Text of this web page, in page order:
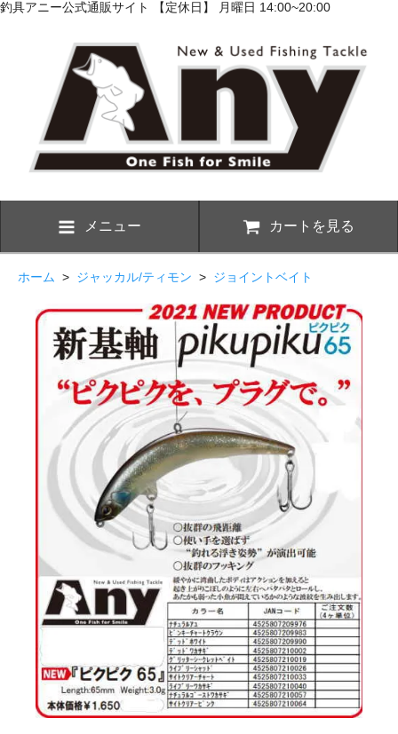
釣具アニー公式通販サイト 【定休日】 月曜日 14:00~20:00
メニュー カートを見る
ホーム > ジャッカル/ティモン > ジョイントベイト